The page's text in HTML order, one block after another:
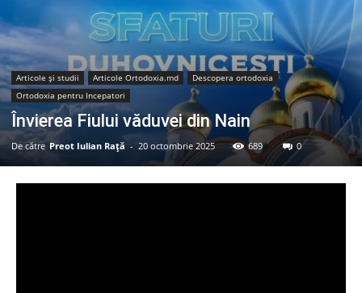
Articole şi studii Articole Ortodoxia.md
Descopera ortodoxia
Ortodoxia pentru Incepatori
Învierea Fiului văduvei din Nain
De către Preot Iulian Raţă - 20 octombrie 2025 689 0